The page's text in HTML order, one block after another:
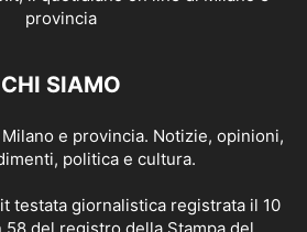
CHI SIAMO
e provincia. Notizie, opinioni,
politica e cultura.
testata giornalistica registrata il 10